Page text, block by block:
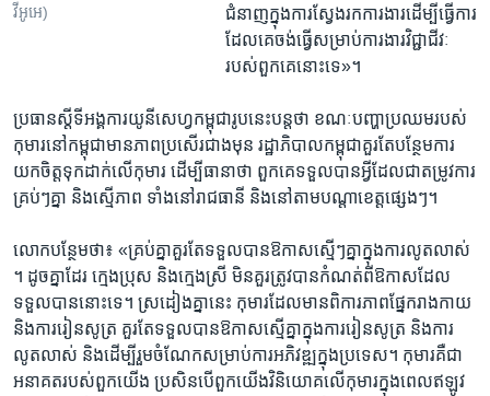
វីអូអេ)
ជំនាញ​ក្នុង​ការ​ស្វែង​រក​ការងារ​ដើម្បី​ធ្វើ​ការ​
ដែល​គេ​ចង់​ធ្វើសម្រាប់​ការងារ​វិជ្ជាជីវៈ​
របស់​ពួកគេនោះ​ទេ»។​
ប្រធានស្តីទី​អង្គការ​យូនីសេហ្វ​កម្ពុជា​រូប​នេះ​បន្ត​ថា ខណៈបញ្ហា​ប្រឈម​របស់
កុមារ​នៅ​កម្ពុជាមាន​ភាព​ប្រសើរ​ជាង​មុន ​រដ្ឋាភិបាល​កម្ពុជា​គួរ​តែ​បន្ថែម​ការ​
យកចិត្ត​ទុកដាក់​លើ​កុមារ ដើម្បី​ធានា​ថា ពួកគេ​ទទួល​បាន​អ្វី​ដែល​ជា​តម្រូវ​ការ​
គ្រប់ៗគ្នា និង​ស្មើភាព ទាំង​នៅ​រាជធានី និង​នៅ​តាម​បណ្តា​ខេត្ត​ផ្សេងៗ។
លោក​បន្ថែម​ថា៖ «គ្រប់គ្នា​គួរ​តែ​ទទួល​បាន​ឱកាស​ស្មើៗ​គ្នា​ក្នុង​ការ​លូតលាស់​
។ ដូចគ្នា​ដែរ ​ក្មេង​ប្រុស និង​ក្មេង​ស្រី មិន​គួរ​ត្រូវ​បាន​កំណត់ពី​ឱកាស​ដែល​
ទទួល​បាន​នោះ​ទេ។ ស្រដៀងគ្នា​នេះ កុមារ​ដែល​មាន​ពិការ​ភាពផ្នែករាងកាយ
និង​ការ​រៀនសូត្រ គួរ​តែ​ទទួល​បាន​ឱកាស​ស្មើគ្នា​ក្នុង​ការ​រៀន​សូត្រ និង​ការ​
លូត​លាស់ និង​ដើម្បី​រួមចំណែក​សម្រាប់​ការ​អភិវឌ្ឍ​ក្នុង​ប្រទេស។​ កុមារ​គឺ​ជា​
អនាគត​របស់​ពួក​យើង ប្រសិនបើ​ពួក​យើង​វិនិយោគ​លើ​កុមារ​ក្នុង​ពេល​ឥឡូវ​